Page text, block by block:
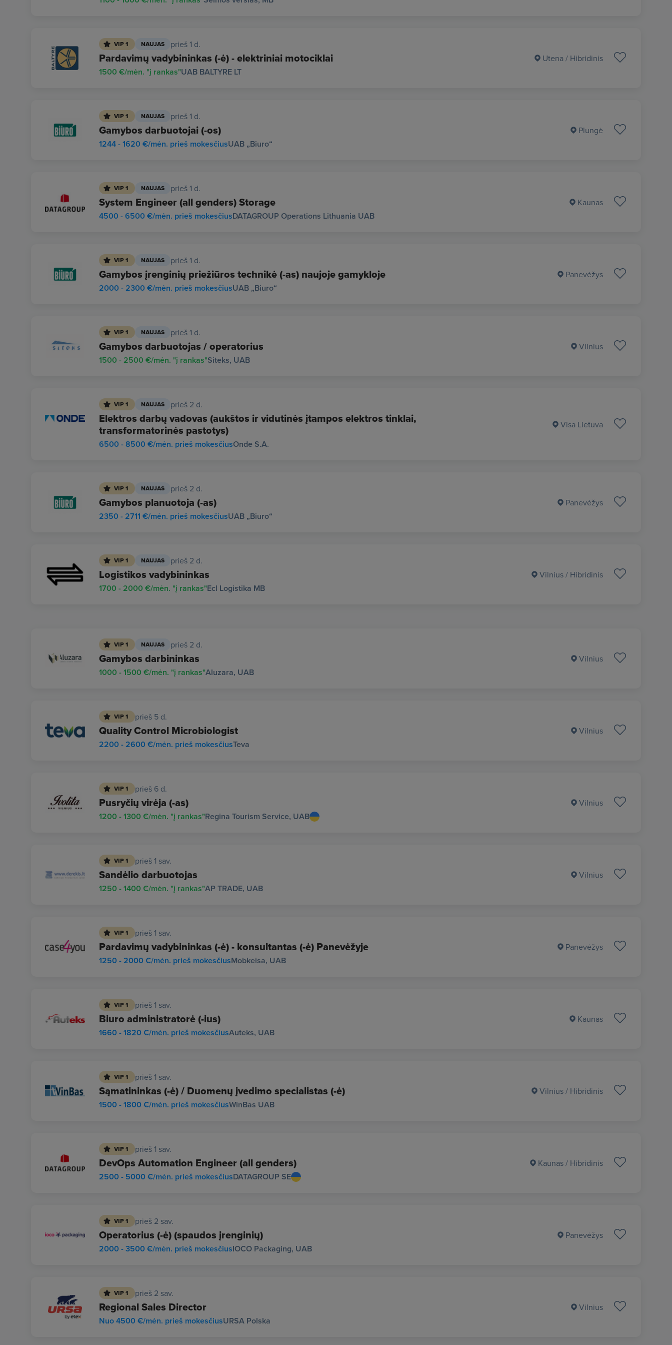
VIP 1 NAUJAS prieš 1 d.
Pardavimų vadybininkas (-ė) - elektriniai motociklai
UAB BALTYRE LT
1500 €/mėn. "į rankas"
Utena / Hibridinis
VIP 1 NAUJAS prieš 1 d.
Gamybos darbuotojai (-os)
UAB „Biuro“
1244 - 1620 €/mėn. prieš mokesčius
Plungė
VIP 1 NAUJAS prieš 1 d.
System Engineer (all genders) Storage
DATAGROUP Operations Lithuania UAB
4500 - 6500 €/mėn. prieš mokesčius
Kaunas
VIP 1 NAUJAS prieš 1 d.
Gamybos įrenginių priežiūros technikė (-as) naujoje gamykloje
UAB „Biuro“
2000 - 2300 €/mėn. prieš mokesčius
Panevėžys
VIP 1 NAUJAS prieš 1 d.
Gamybos darbuotojas / operatorius
Siteks, UAB
1500 - 2500 €/mėn. "į rankas"
Vilnius
VIP 1 NAUJAS prieš 2 d.
Elektros darbų vadovas (aukštos ir vidutinės įtampos elektros tinklai,
transformatorinės pastotys)
Onde S.A.
6500 - 8500 €/mėn. prieš mokesčius
Visa Lietuva
VIP 1 NAUJAS prieš 2 d.
Gamybos planuotoja (-as)
UAB „Biuro“
2350 - 2711 €/mėn. prieš mokesčius
Panevėžys
VIP 1 NAUJAS prieš 2 d.
Logistikos vadybininkas
Ecl Logistika MB
1700 - 2000 €/mėn. "į rankas"
Vilnius/ Hibridinis
VIP 1 NAUJAS prieš 2 d.
Gamybos darbininkas
Aluzara, UAB
1000 - 1500 €/mėn. "į rankas"
Vilnius
VIP 1 prieš 5 d.
Quality Control Microbiologist
Teva
2200 - 2600 €/mėn. prieš mokesčius
Vilnius
VIP 1 prieš 6 d.
Pusryčių virėja (-as)
Regina Tourism Service, UAB
1200 - 1300 €/mėn. "į rankas"
Vilnius
VIP 1 prieš 1 sav.
Sandėlio darbuotojas
AP TRADE, UAB
1250 - 1400 €/mėn. "į rankas"
Vilnius
VIP 1 prieš 1 sav.
Pardavimų vadybininkas (-ė) - konsultantas (-ė) Panevėžyje
Mobkeisa, UAB
1250 - 2000 €/mėn. prieš mokesčius
Panevėžys
VIP 1 prieš 1 sav.
Biuro administratorė (-ius)
Auteks, UAB
1660 - 1820 €/mėn. prieš mokesčius
Kaunas
VIP 1 prieš 1 sav.
Sąmatininkas (-ė) / Duomenų įvedimo specialistas (-ė)
WinBas UAB
1500 - 1800 €/mėn. prieš mokesčius
Vilnius/ Hibridinis
VIP 1 prieš 1 sav.
DevOps Automation Engineer (all genders)
DATAGROUP SE
2500 - 5000 €/mėn. prieš mokesčius
Kaunas/ Hibridinis
VIP 1 prieš 2 sav.
Operatorius (-ė) (spaudos įrenginių)
IOCO Packaging, UAB
2000 - 3500 €/mėn. prieš mokesčius
Panevėžys
VIP 1 prieš 2 sav.
Regional Sales Director
URSA Polska
Nuo 4500 €/mėn. prieš mokesčius
Vilnius